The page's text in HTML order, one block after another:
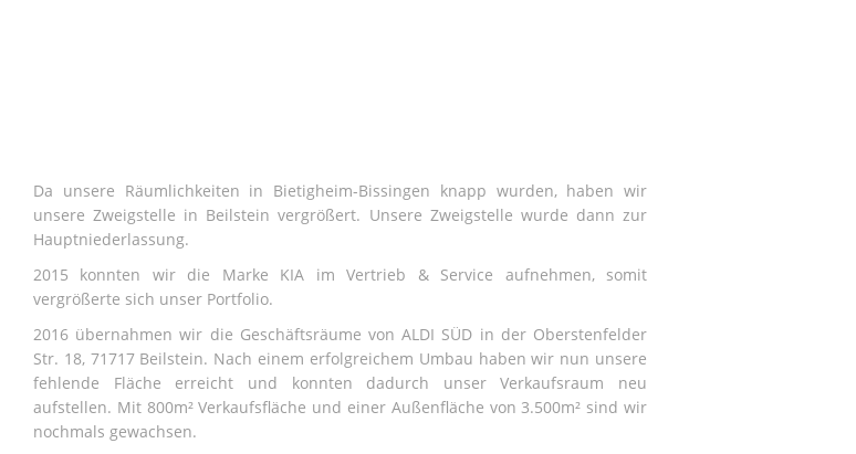
Da unsere Räumlichkeiten in Bietigheim-Bissingen knapp wurden, haben wir
unsere Zweigstelle in Beilstein vergrößert. Unsere Zweigstelle wurde dann zur
Hauptniederlassung.
2015 konnten wir die Marke KIA im Vertrieb & Service aufnehmen, somit
vergrößerte sich unser Portfolio.
2016 übernahmen wir die Geschäftsräume von ALDI SÜD in der Oberstenfelder
Str. 18, 71717 Beilstein. Nach einem erfolgreichem Umbau haben wir nun unsere
fehlende Fläche erreicht und konnten dadurch unser Verkaufsraum neu
aufstellen. Mit 800m² Verkaufsfläche und einer Außenfläche von 3.500m² sind wir
nochmals gewachsen.